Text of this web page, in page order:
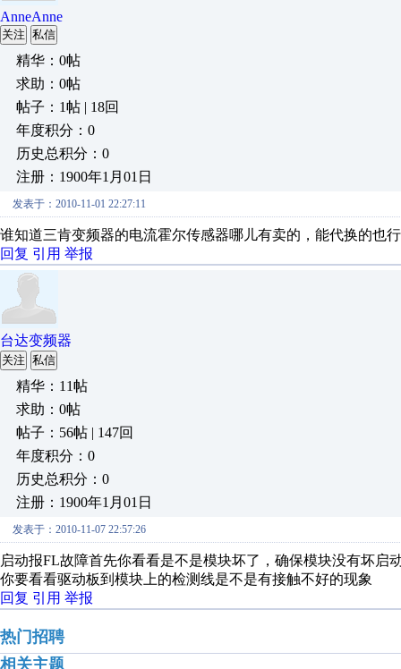
AnneAnne
关注 私信
精华：0帖
求助：0帖
帖子：1帖 | 18回
年度积分：0
历史总积分：0
注册：1900年1月01日
发表于：2010-11-01 22:27:11
谁知道三肯变频器的电流霍尔传感器哪儿有卖的，能代换的也
回复 引用 举报
台达变频器
关注 私信
精华：11帖
求助：0帖
帖子：56帖 | 147回
年度积分：0
历史总积分：0
注册：1900年1月01日
发表于：2010-11-07 22:57:26
启动报FL故障首先你看看是不是模块坏了，确保模块没有坏
你要看看驱动板到模块上的检测线是不是有接触不好的现象
回复 引用 举报
热门招聘
相关主题